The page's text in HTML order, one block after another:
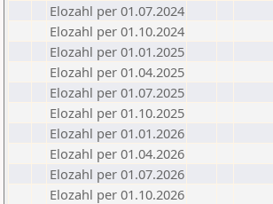
Elozahl per 01.07.2024
Elozahl per 01.10.2024
Elozahl per 01.01.2025
Elozahl per 01.04.2025
Elozahl per 01.07.2025
Elozahl per 01.10.2025
Elozahl per 01.01.2026
Elozahl per 01.04.2026
Elozahl per 01.07.2026
Elozahl per 01.10.2026